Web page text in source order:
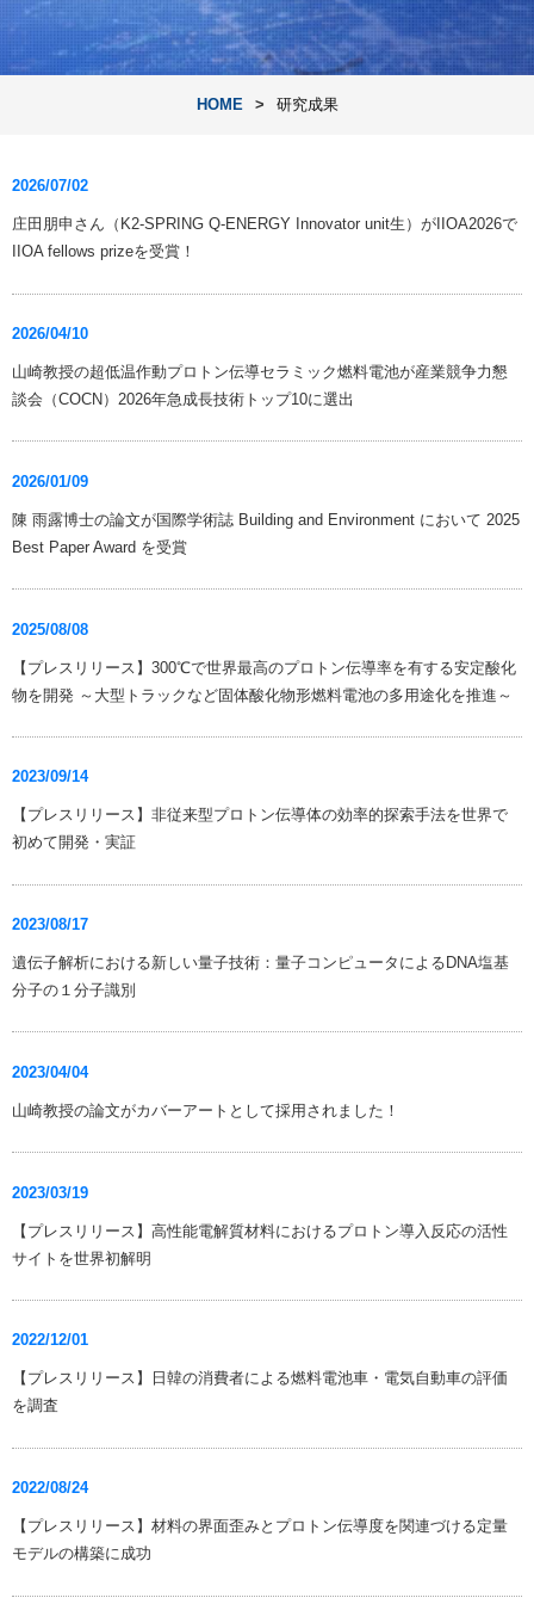
HOME 研究成果
2026/07/02
庄田朋申さん（K2-SPRING Q-ENERGY Innovator unit生）がIIOA2026で
IIOA fellows prizeを受賞！
2026/04/10
山崎教授の超低温作動プロトン伝導セラミック燃料電池が産業競争力懇
談会（COCN）2026年急成長技術トップ10に選出
2026/01/09
陳 雨露博士の論文が国際学術誌 Building and Environment において 2025
Best Paper Award を受賞
2025/08/08
【プレスリリース】300℃で世界最高のプロトン伝導率を有する安定酸化
物を開発 ～大型トラックなど固体酸化物形燃料電池の多用途化を推進～
2023/09/14
【プレスリリース】非従来型プロトン伝導体の効率的探索手法を世界で
初めて開発・実証
2023/08/17
遺伝子解析における新しい量子技術：量子コンピュータによるDNA塩基
分子の１分子識別
2023/04/04
山崎教授の論文がカバーアートとして採用されました！
2023/03/19
【プレスリリース】⾼性能電解質材料におけるプロトン導⼊反応の活性
サイトを世界初解明
2022/12/01
【プレスリリース】日韓の消費者による燃料電池車・電気自動車の評価
を調査
2022/08/24
【プレスリリース】材料の界面歪みとプロトン伝導度を関連づける定量
モデルの構築に成功